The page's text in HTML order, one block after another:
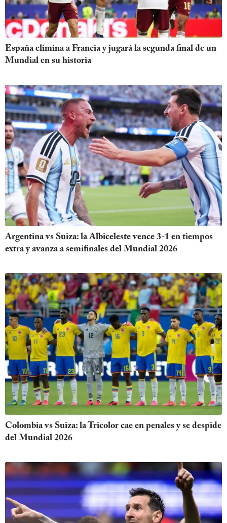
España elimina a Francia y jugará la segunda final de un
Mundial en su historia
Argentina vs Suiza: la Albiceleste vence 3-1 en tiempos
extra y avanza a semifinales del Mundial 2026
Colombia vs Suiza: la Tricolor cae en penales y se despide
del Mundial 2026